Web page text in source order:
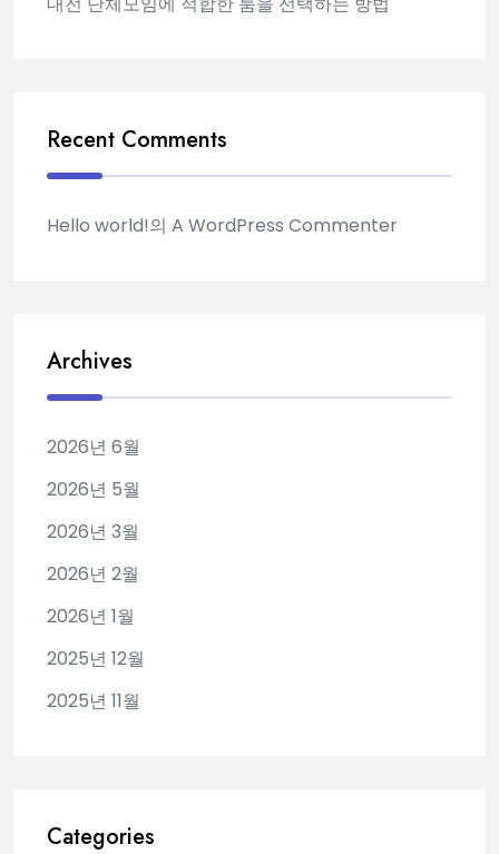
Recent Comments
Hello world!의 A WordPress Commenter
Archives
2026년 6월
2026년 5월
2026년 3월
2026년 2월
2026년 1월
2025년 12월
2025년 11월
Categories